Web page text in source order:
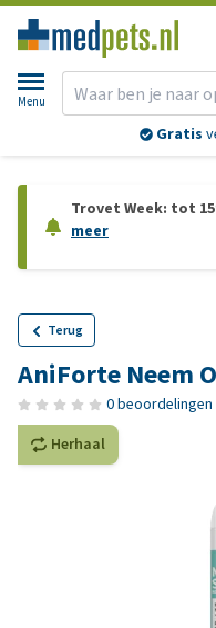
Menu
Gratis
Trovet Week: tot
meer
Terug
AniForte Neem
0 beoordelingen
Herhaal